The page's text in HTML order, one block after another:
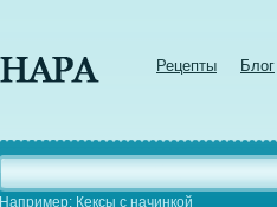
Рецепты Блог
Например: Кексы с начинкой